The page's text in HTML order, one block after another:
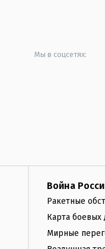
Мы в соцсетях:
Война
Ракетные
Карта боевых
Мирные